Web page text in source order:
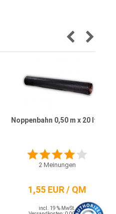
Noppenbahn 0,50 m x 20 lfm
2Meinungen
1,55 EUR / QM
incl. 19 % MwSt.